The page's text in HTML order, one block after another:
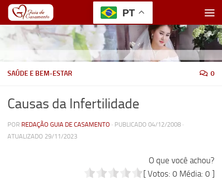
Skip to content
SAÚDE E BEM-ESTAR 0
Causas da Infertilidade
POR REDAÇÃO GUIA DE CASAMENTO · PUBLICADO 04/12/2008 ·
ATUALIZADO 29/11/2023
O que você achou?
[ Votos: 0 Média: 0 ]
PT